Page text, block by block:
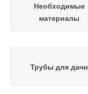
Необходимые
материалы
Трубы для дачи